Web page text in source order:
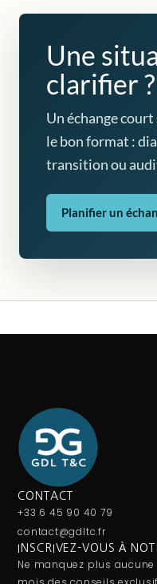
Une
clarifier ?
Un échange
le bon format :
transition ou
Planifier un
CONTACT
+33 6 45 90 40 79
contact@gdltc.fr
INSCRIVEZ-VOUS À
Ne manquez plus